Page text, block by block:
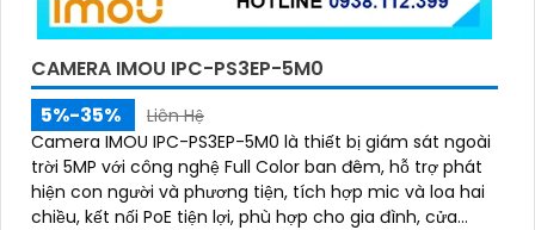
CAMERA IMOU IPC-PS3EP-5M0
5%-35%
Liên Hệ
Camera IMOU IPC-PS3EP-5M0 là thiết bị giám sát ngoài
trời 5MP với công nghệ Full Color ban đêm, hỗ trợ phát
hiện con người và phương tiện, tích hợp mic và loa hai
chiều, kết nối PoE tiện lợi, phù hợp cho gia đình, cửa